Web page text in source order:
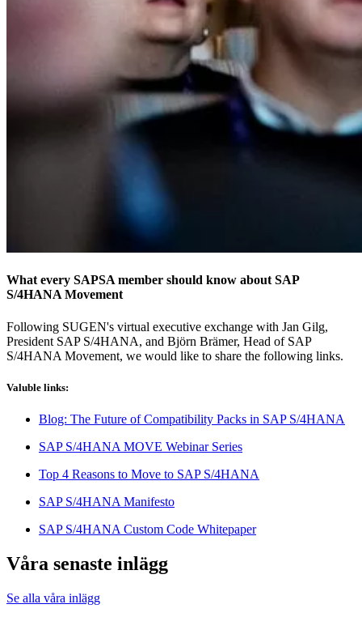
What every SAPSA member should know about SAP
S/4HANA Movement
Following SUGEN's virtual executive exchange with Jan Gilg,
President SAP S/4HANA, and Björn Brämer, Head of SAP
S/4HANA Movement, we would like to share the following links.
Valuble links:
Blog: The Future of Compatibility Packs in SAP S/4HANA
SAP S/4HANA MOVE Webinar Series
Top 4 Reasons to Move to SAP S/4HANA
SAP S/4HANA Manifesto
SAP S/4HANA Custom Code Whitepaper
Våra senaste inlägg
Se alla våra inlägg